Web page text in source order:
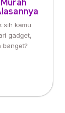
sih kamu
gadget,
banget?